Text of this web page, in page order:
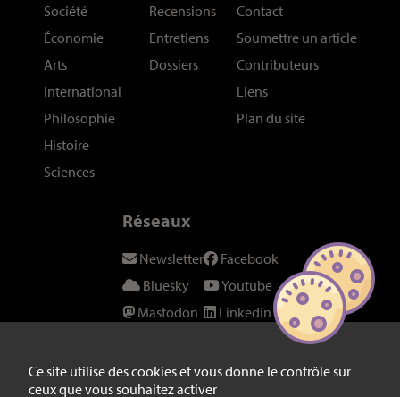
Ce site utilise des cookies et vous donne le contrôle sur
ceux que vous souhaitez activer
Société
Économie
Arts
International
Philosophie
Histoire
Sciences
Recensions
Entretiens
Dossiers
Contact
Soumettre un article
Contributeurs
Liens
Plan du site
Réseaux
Newsletter
Bluesky
Mastodon
Instagram
Twitter/X
Facebook
Youtube
Linkedin
Fil RSS